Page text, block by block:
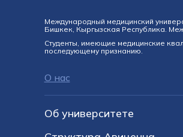
Международный медицинский
Бишкек, Кыргызская Республика.
Студенты, имеющие медицинские
последующему признанию.
О нас
Об университете